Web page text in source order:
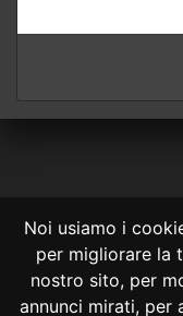
Noi usiamo i
per migliorare la
nostro sito, per
annunci mirati, per
CONSULTA
Consulta OnLine non ha